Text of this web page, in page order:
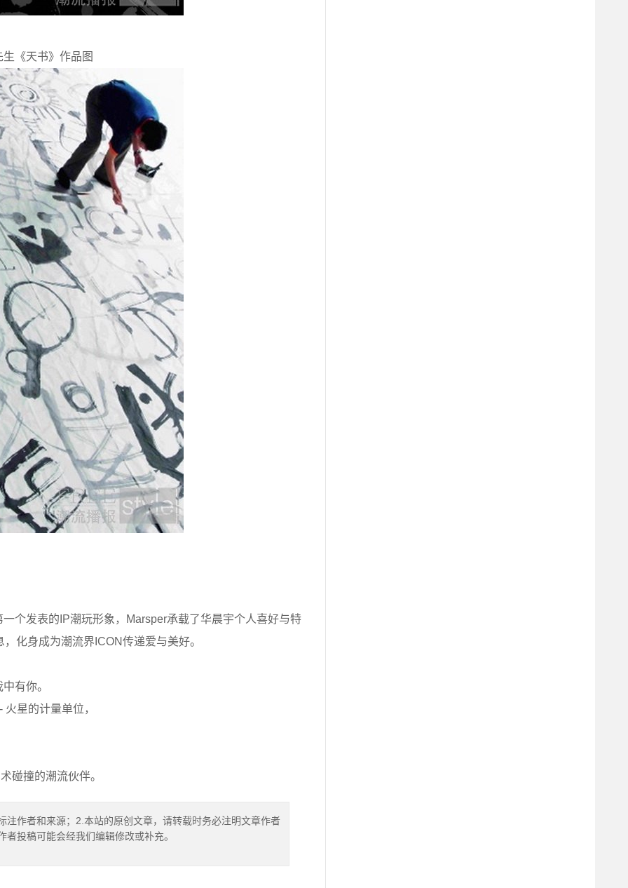
《天书》作品图
个发表的IP潮玩形象，Marsper承载了华晨宇个人喜好与特
化身成为潮流界ICON传递爱与美好。
有你。
星的计量单位，
碰撞的潮流伙伴。
作者和来源；2.本站的原创文章，请转载时务必注明文章作者
投稿可能会经我们编辑修改或补充。